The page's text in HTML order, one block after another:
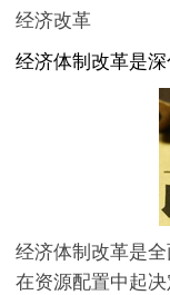
经济改革
经济体制改革是
经济体制改革是
在资源配置中起